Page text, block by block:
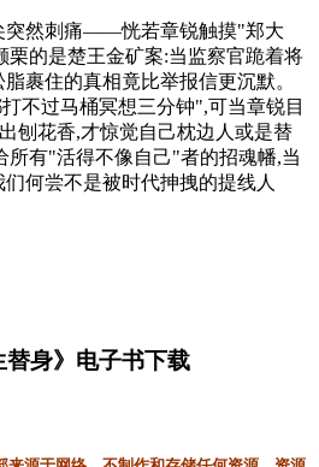
突然刺痛——恍若章锐触摸"郑大
栗的是楚王金矿案:当监察官跪着将
裹住的真相竟比举报信更沉默。
不过马桶冥想三分钟",可当章锐目
刨花香,才惊觉自己枕边人或是替
所有"活得不像自己"者的招魂幡,当
何尝不是被时代抻拽的提线人
替身》电子书下载